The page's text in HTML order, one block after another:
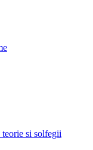
si solfegii